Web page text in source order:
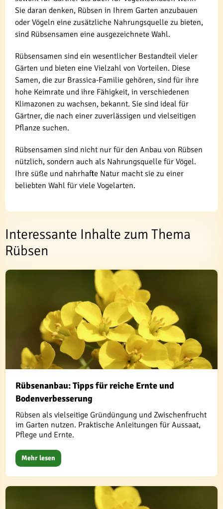
Sie daran denken, Rübsen in Ihrem Garten anzubauen
oder Vögeln eine zusätzliche Nahrungsquelle zu bieten,
sind Rübsensamen eine ausgezeichnete Wahl.
Rübsensamen sind ein wesentlicher Bestandteil vieler
Gärten und bieten eine Vielzahl von Vorteilen. Diese
Samen, die zur Brassica-Familie gehören, sind für ihre
hohe Keimrate und ihre Fähigkeit, in verschiedenen
Klimazonen zu wachsen, bekannt. Sie sind ideal für
Gärtner, die nach einer zuverlässigen und vielseitigen
Pflanze suchen.
Rübsensamen sind nicht nur für den Anbau von Rübsen
nützlich, sondern auch als Nahrungsquelle für Vögel.
Ihre süße und nahrhafte Natur macht sie zu einer
beliebten Wahl für viele Vogelarten.
Interessante Inhalte zum Thema
Rübsen
Rübsenanbau: Tipps für reiche Ernte und
Bodenverbesserung
Rübsen als vielseitige Gründüngung und Zwischenfrucht
im Garten nutzen. Praktische Anleitungen für Aussaat,
Pflege und Ernte.
Mehr lesen